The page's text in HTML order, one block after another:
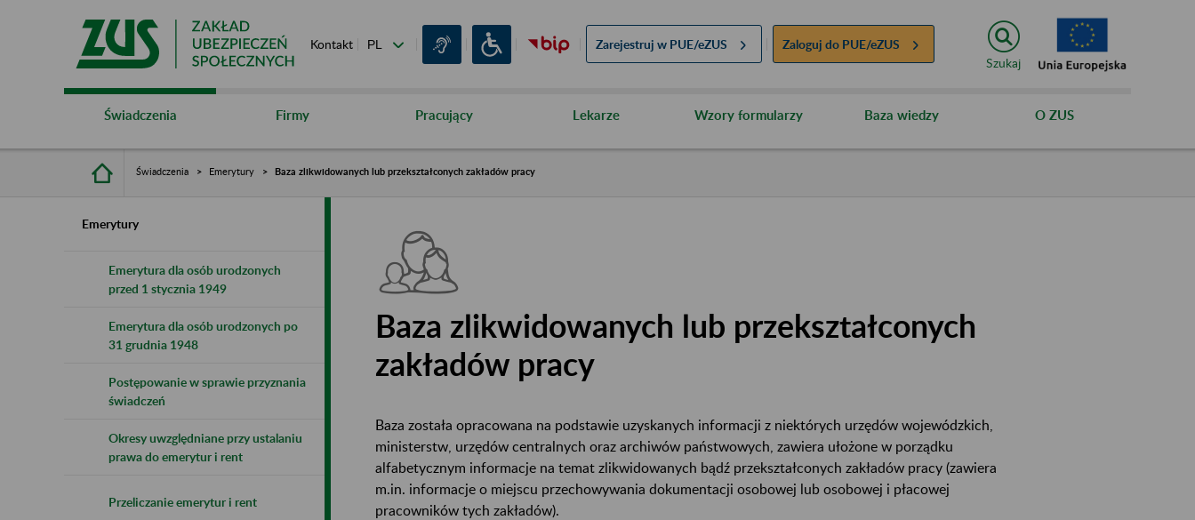
Kontakt Zarejestruj w PUE/eZUS Zaloguj do PUE/eZUS
Szukaj
Świadczenia Firmy Pracujący Lekarze Wzory formularzy Baza wiedzy O ZUS
Świadczenia Emerytury Baza zlikwidowanych lub przekształconych zakładów pracy
Emerytury
Emerytura dla osób urodzonych
przed 1 stycznia 1949
Emerytura dla osób urodzonych po
31 grudnia 1948
Postępowanie w sprawie przyznania
świadczeń
Okresy uwzględniane przy ustalaniu
prawa do emerytur i rent
Przeliczanie emerytur i rent
Baza zlikwidowanych lub przekształconych
zakładów pracy
Baza została opracowana na podstawie uzyskanych informacji z niektórych urzędów wojewódzkich,
ministerstw, urzędów centralnych oraz archiwów państwowych, zawiera ułożone w porządku
alfabetycznym informacje na temat zlikwidowanych bądź przekształconych zakładów pracy (zawiera
m.in. informacje o miejscu przechowywania dokumentacji osobowej lub osobowej i płacowej
pracowników tych zakładów).